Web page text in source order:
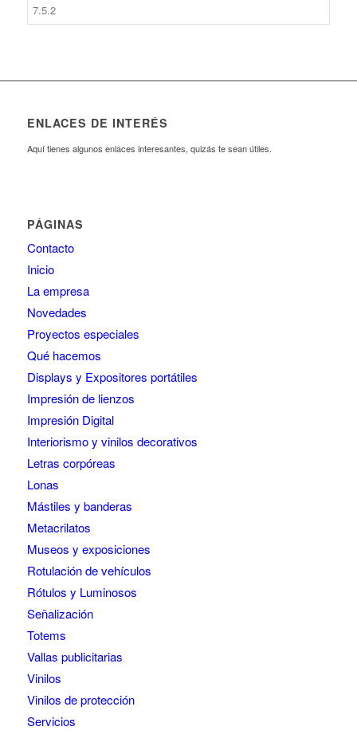
ENLACES DE INTERÉS
Aquí tienes algunos enlaces interesantes, quizás te sean útiles.
PÁGINAS
Contacto
Inicio
La empresa
Novedades
Proyectos especiales
Qué hacemos
Displays y Expositores portátiles
Impresión de lienzos
Impresión Digital
Interiorismo y vinilos decorativos
Letras corpóreas
Lonas
Mástiles y banderas
Metacrilatos
Museos y exposiciones
Rotulación de vehículos
Rótulos y Luminosos
Señalización
Totems
Vallas publicitarias
Vinilos
Vinilos de protección
Servicios